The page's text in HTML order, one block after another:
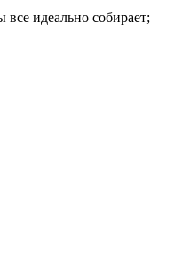
идеально собирает;